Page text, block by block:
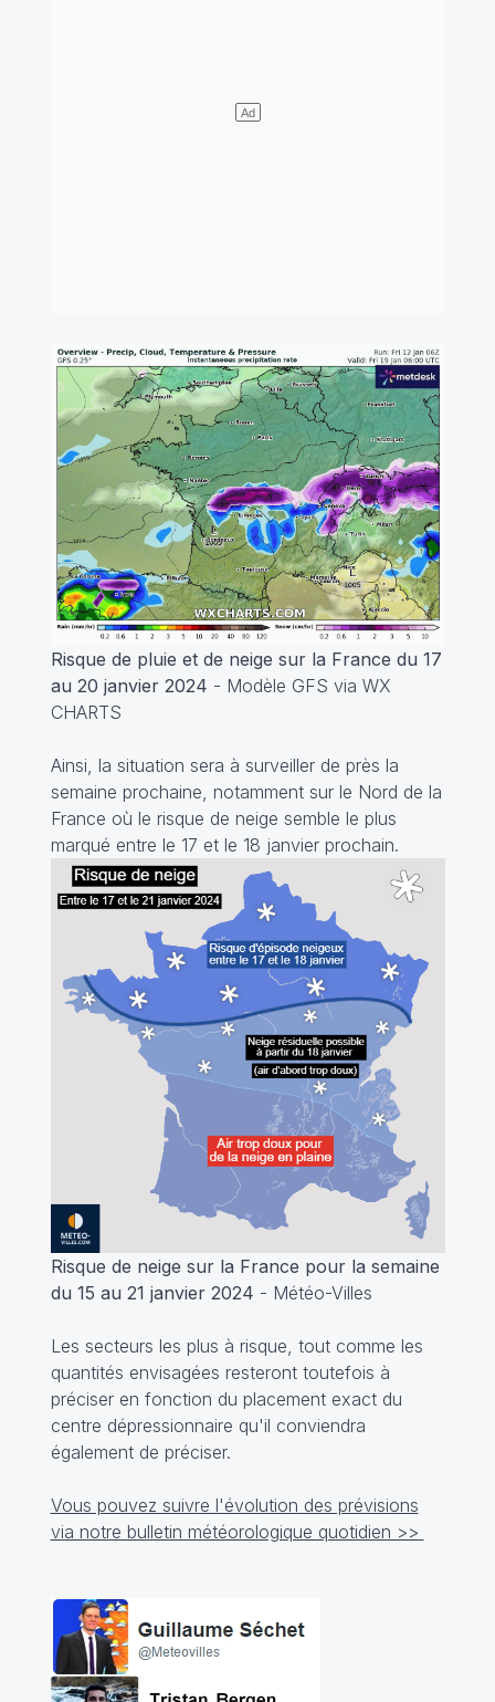
Risque de pluie et de neige sur la France du 17
au 20 janvier 2024 - Modèle GFS via WX
CHARTS
Ainsi, la situation sera à surveiller de près la
semaine prochaine, notamment sur le Nord de la
France où le risque de neige semble le plus
marqué entre le 17 et le 18 janvier prochain.
Risque de neige sur la France pour la semaine
du 15 au 21 janvier 2024 - Météo-Villes
Les secteurs les plus à risque, tout comme les
quantités envisagées resteront toutefois à
préciser en fonction du placement exact du
centre dépressionnaire qu'il conviendra
également de préciser.
Vous pouvez suivre l'évolution des prévisions
via notre bulletin météorologique quotidien >>